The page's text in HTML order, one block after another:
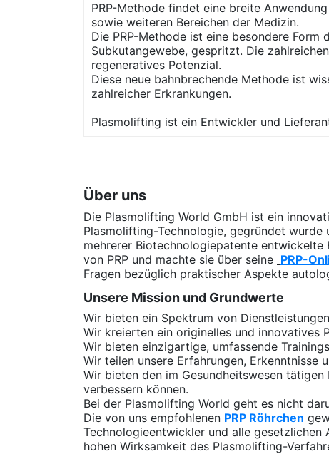
PRP-Methode findet eine breite
sowie weiteren Bereichen der Medizin.
Die PRP-Methode ist eine besondere
Subkutangewebe, gespritzt. Die
regeneratives Potenzial.
Diese neue bahnbrechende Methode ist
zahlreicher Erkrankungen.
Plasmolifting ist ein Entwickler und
Über uns
Die Plasmolifting World GmbH ist ein
Plasmolifting-Technologie, gegründet
mehrerer Biotechnologiepatente entwickelte
von PRP und machte sie über seine PRP-
Fragen bezüglich praktischer Aspekte
Unsere Mission und Grundwerte
Wir bieten ein Spektrum von
Wir kreierten ein originelles und innovatives
Wir bieten einzigartige, umfassende
Wir teilen unsere Erfahrungen, Erkenntnisse
Wir bieten den im Gesundheitswesen
verbessern können.
Bei der Plasmolifting World geht es nicht
Die von uns empfohlenen PRP Röhrchen
Technologieentwickler und alle gesetzlichen
hohen Wirksamkeit des Plasmolifting-